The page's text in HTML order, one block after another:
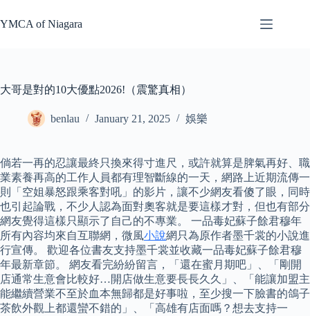
to
content
YMCA of Niagara
大哥是對的10大優點2026!（震驚真相）
benlau January 21, 2025 娛樂
倘若一再的忍讓最終只換來得寸進尺，或許就算是脾氣再好、職
業素養再高的工作人員都有理智斷線的一天，網路上近期流傳一
則「空姐暴怒跟乘客對吼」的影片，讓不少網友看傻了眼，同時
也引起論戰，不少人認為面對奧客就是要這樣才對，但也有部分
網友覺得這樣只顯示了自己的不專業。 一品毒妃蘇子餘君穆年
所有內容均來自互聯網，微風小說網只為原作者墨千裳的小說進
行宣傳。 歡迎各位書友支持墨千裳並收藏一品毒妃蘇子餘君穆
年最新章節。 網友看完紛紛留言，「還在蜜月期吧」、「剛開
店通常生意會比較好…開店做生意要長長久久」、「能讓加盟主
能繼續營業不至於血本無歸都是好事啦，至少搜一下臉書的鴿子
茶飲外觀上都還蠻不錯的」、「高雄有店面嗎？想去支持一